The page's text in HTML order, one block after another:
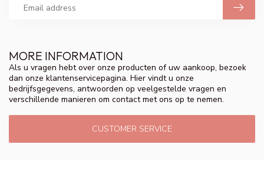
MORE INFORMATION
Als u vragen hebt over onze producten of uw aankoop, bezoek
dan onze klantenservicepagina. Hier vindt u onze
bedrijfsgegevens, antwoorden op veelgestelde vragen en
verschillende manieren om contact met ons op te nemen.
CUSTOMER SERVICE